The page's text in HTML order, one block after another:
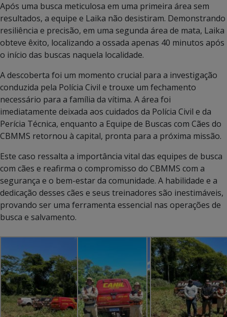
Após uma busca meticulosa em uma primeira área sem
resultados, a equipe e Laika não desistiram. Demonstrando
resiliência e precisão, em uma segunda área de mata, Laika
obteve êxito, localizando a ossada apenas 40 minutos após
o início das buscas naquela localidade.
A descoberta foi um momento crucial para a investigação
conduzida pela Polícia Civil e trouxe um fechamento
necessário para a família da vítima. A área foi
imediatamente deixada aos cuidados da Polícia Civil e da
Perícia Técnica, enquanto a Equipe de Buscas com Cães do
CBMMS retornou à capital, pronta para a próxima missão.
Este caso ressalta a importância vital das equipes de busca
com cães e reafirma o compromisso do CBMMS com a
segurança e o bem-estar da comunidade. A habilidade e a
dedicação desses cães e seus treinadores são inestimáveis,
provando ser uma ferramenta essencial nas operações de
busca e salvamento.